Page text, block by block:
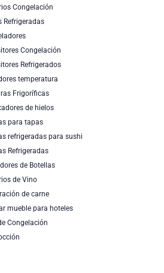
Congelación
Refrigeradas
Congelación
Refrigerados
temperatura
Frigoríficas
de hielos
para tapas
refrigeradas para sushi
Refrigeradas
de Botellas
de Vino
de carne
mueble para hoteles
Congelación